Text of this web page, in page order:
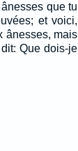
que tu
et voici,
ânesses, mais
Que dois-je